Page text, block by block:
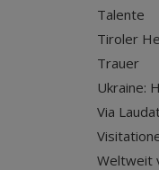
Talente
Tiroler
Trauer
Ukraine:
Via
Weltweit